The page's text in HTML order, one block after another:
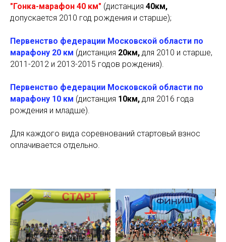
"Гонка-марафон 40 км" (дистанция 40км,
допускается 2010 год рождения и старше);
Первенство федерации Московской области по
марафону 20 км (дистанция 20км, для 2010 и старше,
2011-2012 и 2013-2015 годов рождения).
Первенство федерации Московской области по
марафону 10 км (дистанция 10км, для 2016 года
рождения и младше).
Для каждого вида соревнований стартовый взнос
оплачивается отдельно.